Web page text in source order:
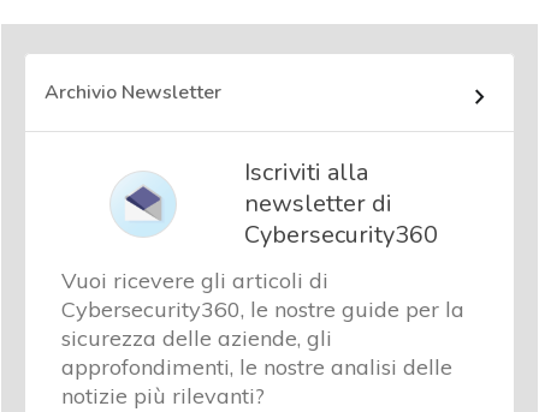
Archivio Newsletter
Iscriviti alla
newsletter di
Cybersecurity360
Vuoi ricevere gli articoli di
Cybersecurity360, le nostre guide per la
sicurezza delle aziende, gli
approfondimenti, le nostre analisi delle
notizie più rilevanti?